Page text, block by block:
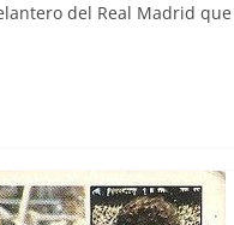
del Real Madrid que